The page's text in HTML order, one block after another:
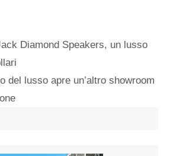
Diamond Speakers, un lusso
del lusso apre un’altro showroom